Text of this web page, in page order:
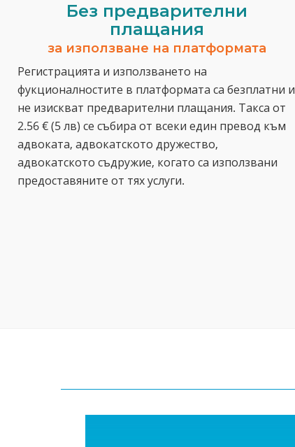
Без предварителни
плащания
за използване на платформата
Регистрацията и използването на
фукционалностите в платформата са безплатни и
не изискват предварителни плащания. Такса от
2.56 € (5 лв) се събира от всеки един превод към
адвоката, адвокатското дружество,
адвокатското съдружие, когато са използвани
предоставяните от тях услуги.